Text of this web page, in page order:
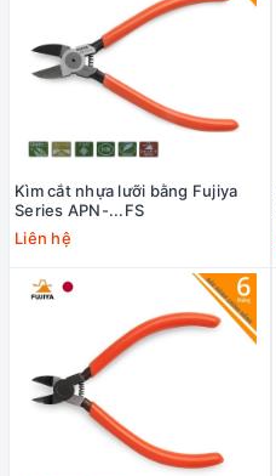
Kìm cắt nhựa lưỡi bằng Fujiya
Series APN-...FS
Liên hệ